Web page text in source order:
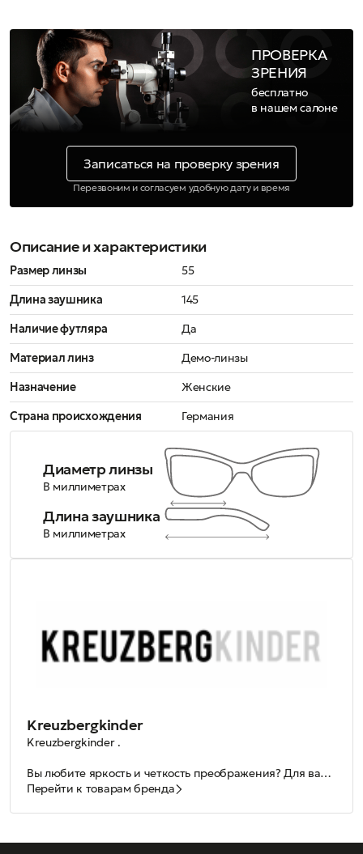
ПРОВЕРКА
ЗРЕНИЯ
бесплатно
в нашем салоне
Записаться на проверку зрения
Перезвоним и согласуем удобную дату и время
Описание и характеристики
Размер линзы
55
Длина заушника
145
Наличие футляра
Да
Материал линз
Демо-линзы
Назначение
Женские
Страна происхождения
Германия
Диаметр линзы
В миллиметрах
Длина заушника
В миллиметрах
Kreuzbergkinder
Kreuzbergkinder .
Вы любите яркость и четкость преображения? Для вас
важна каждая деталь в образе и вы не терпите хаоса?
Перейти к товарам бренда